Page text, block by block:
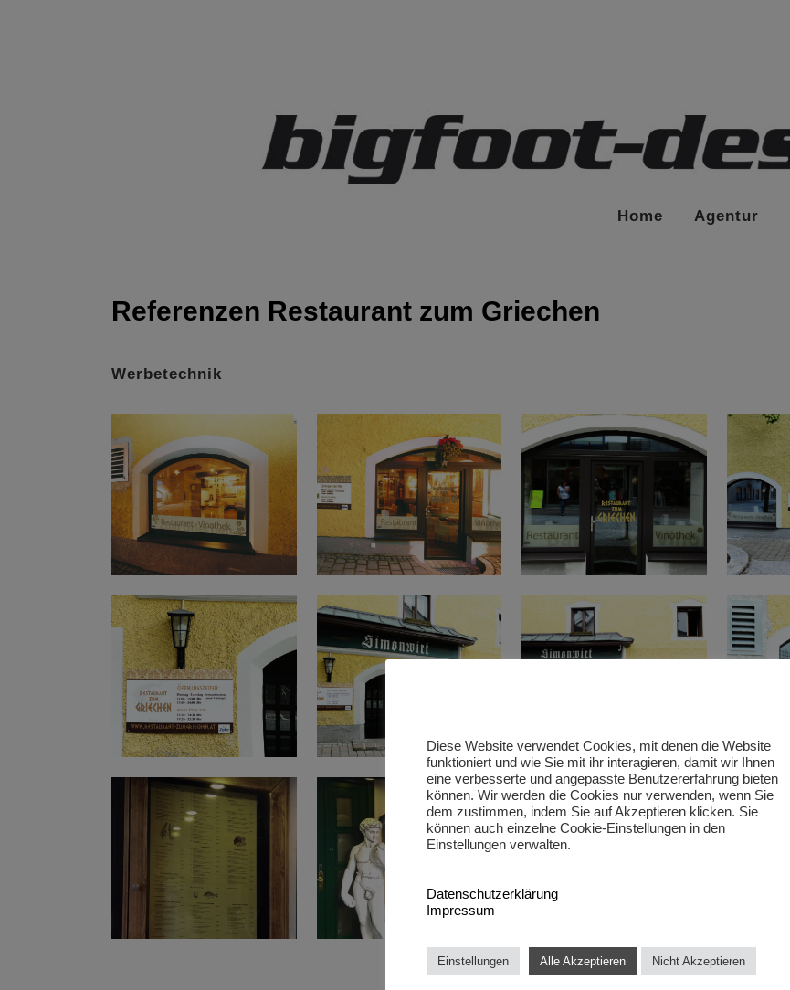
Home Agentur
Referenzen Restaurant zum Griechen
Werbetechnik
Diese Website verwendet Cookies, mit denen die Website
funktioniert und wie Sie mit ihr interagieren, damit wir Ihnen
eine verbesserte und angepasste Benutzererfahrung bieten
können. Wir werden die Cookies nur verwenden, wenn Sie
dem zustimmen, indem Sie auf Akzeptieren klicken. Sie
können auch einzelne Cookie-Einstellungen in den
Einstellungen verwalten.
Datenschutzerklärung
Impressum
Einstellungen Alle Akzeptieren Nicht Akzeptieren